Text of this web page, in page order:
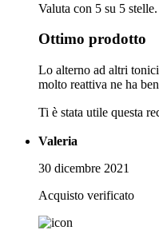
Valuta con 5 su 5 stelle.
Ottimo prodotto
Lo alterno ad altri
molto reattiva ne ha
Ti è stata utile questa
Valeria
30 dicembre 2021
Acquisto verificato